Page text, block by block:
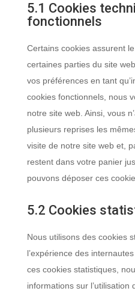
5.1 Cookies
fonctionnels
Certains cookies assurent
certaines parties du site
vos préférences en tant
cookies fonctionnels, nous
notre site web. Ainsi, vous
plusieurs reprises les
visite de notre site web et,
restent dans votre panier
pouvons déposer ces
5.2 Cookies
Nous utilisons des cookies
l’expérience des
ces cookies statistiques,
informations sur l’utilisation